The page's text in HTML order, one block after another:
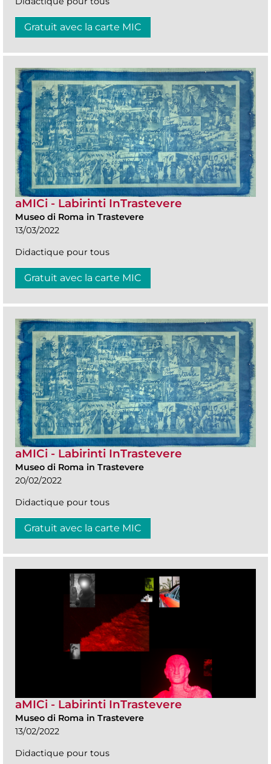
Gratuit avec la carte MIC
aMICi - Labirinti InTrastevere
Museo di Roma in Trastevere
13/03/2022
Didactique pour tous
Gratuit avec la carte MIC
aMICi - Labirinti InTrastevere
Museo di Roma in Trastevere
20/02/2022
Didactique pour tous
Gratuit avec la carte MIC
aMICi - Labirinti InTrastevere
Museo di Roma in Trastevere
13/02/2022
Didactique pour tous